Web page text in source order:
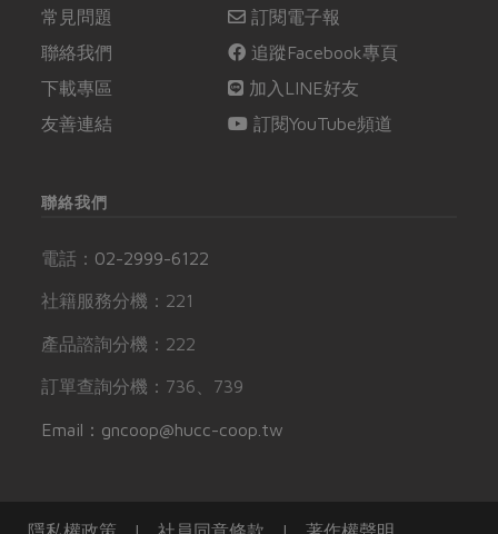
常見問題
聯絡我們
下載專區
友善連結
訂閱電子報
追蹤Facebook專頁
加入LINE好友
訂閱YouTube頻道
聯絡我們
電話： 02-2999-6122
社籍服務分機：221
產品諮詢分機：222
訂單查詢分機：736、739
Email：gncoop@hucc-coop.tw